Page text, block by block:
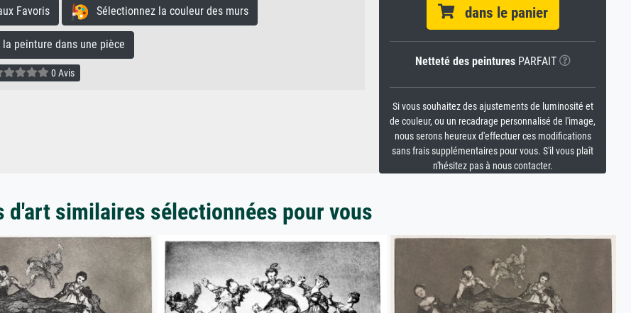
Favoris Sélectionnez la couleur des murs
peinture dans une pièce
0 Avis
dans le panier
Netteté des peinturesPARFAIT
Si vous souhaitez des ajustements de luminosité et
de couleur, ou un recadrage personnalisé de l'image,
nous serons heureux d'effectuer ces modifications
sans frais supplémentaires pour vous. S'il vous plaît
n'hésitez pas à nous contacter.
similaires sélectionnées pour vous